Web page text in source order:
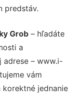
predstáv.
Grob – hľadáte
a
adrese – www.i-
vám
jednanie